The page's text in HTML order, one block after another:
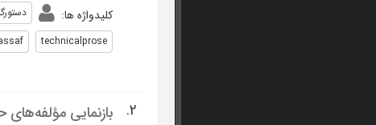
کلیدواژه ها:
technicalprose
2. بازنمایی